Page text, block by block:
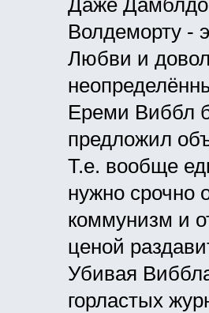
Волдеморту -
Любви и
Ереми
предложил
Т.е. вообще
нужно срочно
коммунизм и
ценой
Убивая
горластых